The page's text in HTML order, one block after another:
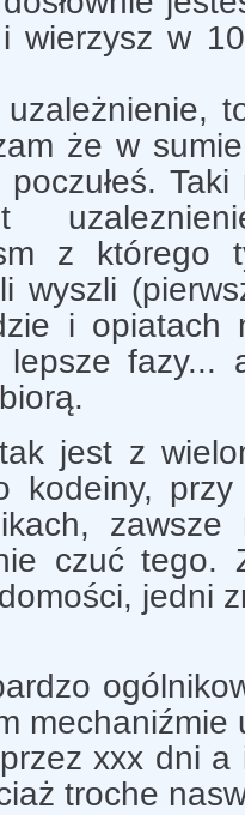
wierzysz w
że w
z którego
wyszli
i opiatach
lepsze
jest z
kodeiny,
czuć tego.
jedni
xxx dni a
troche